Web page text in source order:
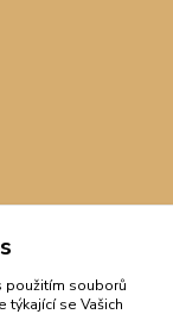
použitím souborů
týkající se Vašich